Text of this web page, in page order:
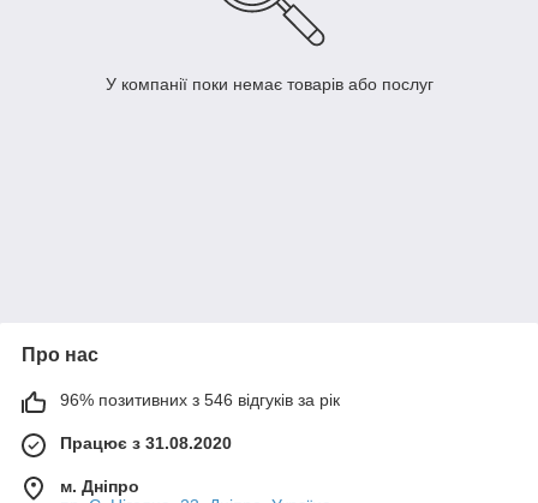
У компанії поки немає товарів або послуг
Про нас
96% позитивних з 546 відгуків за рік
Працює з 31.08.2020
м. Дніпро